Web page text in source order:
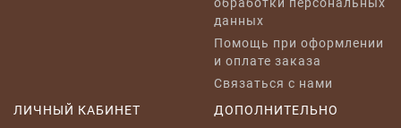
данных
Помощь при оформлении
и оплате заказа
Связаться с нами
ЛИЧНЫЙ КАБИНЕТ
ДОПОЛНИТЕЛЬНО